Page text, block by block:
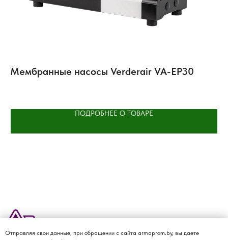
Мембранные насосы Verderair VA-EP30
ПОДРОБНЕЕ О ТОВАРЕ
Отправляя свои данные, при обращении с сайта armaprom.by, вы даете